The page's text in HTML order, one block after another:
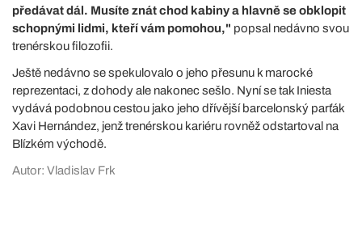
předávat dál. Musíte znát chod kabiny a hlavně se obklopit
schopnými lidmi, kteří vám pomohou," popsal nedávno svou
trenérskou filozofii.
Ještě nedávno se spekulovalo o jeho přesunu k marocké
reprezentaci, z dohody ale nakonec sešlo. Nyní se tak Iniesta
vydává podobnou cestou jako jeho dřívější barcelonský parťák
Xavi Hernández, jenž trenérskou kariéru rovněž odstartoval na
Blízkém východě.
Autor: Vladislav Frk